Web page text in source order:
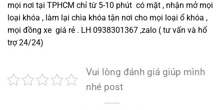
mọi nơi tại TPHCM chỉ từ 5-10 phút có mặt , nhận mở mọi
loại khóa , làm lại chìa khóa tận nơi cho mọi loại ổ khóa ,
mọi đồng xe giá rẻ . LH 0938301367 ,zalo ( tư vấn và hổ
trợ 24/24)
Vui lòng đánh giá giúp mình
nhé post